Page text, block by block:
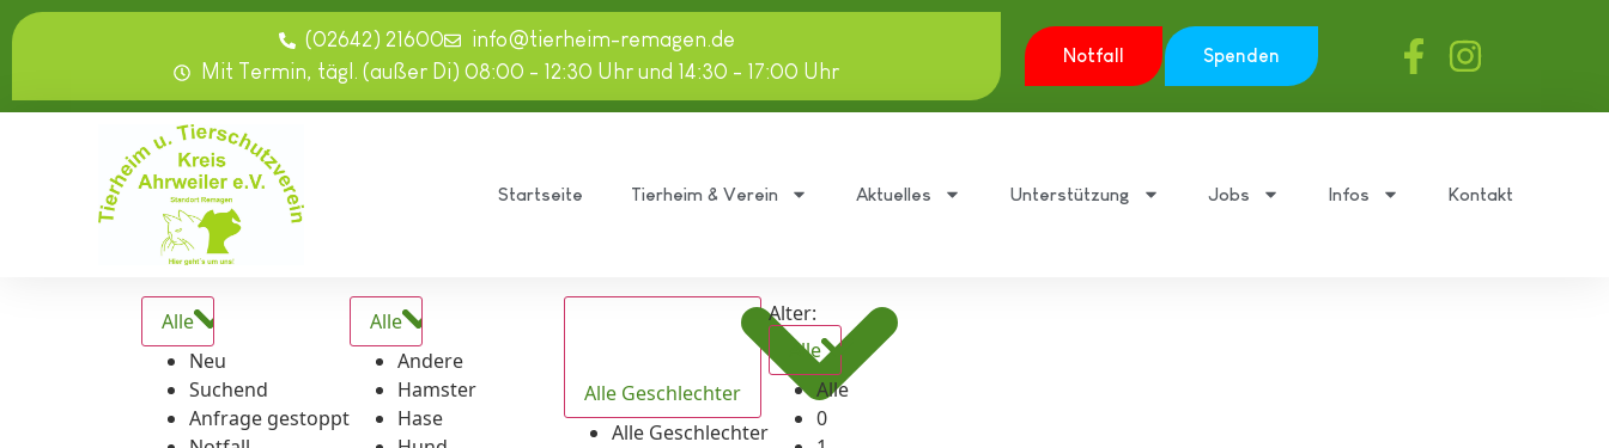
springen
(02642) 21600
info@tierheim-remagen.de
Mit Termin, tägl. (außer Di) 08:00 - 12:30 Uhr und 14:30 - 17:00 Uhr
Notfall Spenden
Startseite Tierheim & Verein Aktuelles Unterstützung Jobs Infos Kontakt
Alle
Neu
Suchend
Anfrage gestoppt
Alle
Andere
Hamster
Hase
Alle Geschlechter
Alle Geschlechter
Alter:
Alle
Alle
0